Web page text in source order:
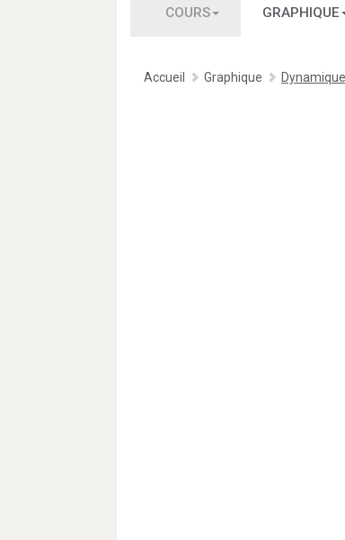
COURS GRAPHIQUE
Accueil Graphique Dynamique